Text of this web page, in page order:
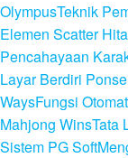
OlympusTeknik
Elemen Scatter
Pencahayaan
Layar Berdiri
WaysFungsi
Mahjong WinsTata
Sistem PG Soft